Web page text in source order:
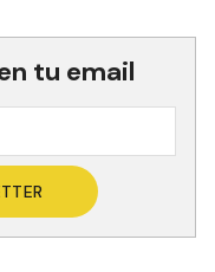
tu email